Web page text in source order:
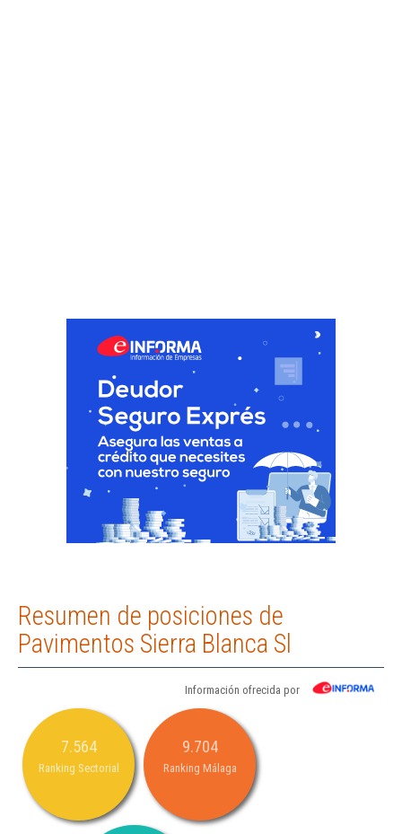
Resumen de posiciones de
Pavimentos Sierra Blanca Sl
Información ofrecida por
7.564
Ranking Sectorial
9.704
Ranking Málaga